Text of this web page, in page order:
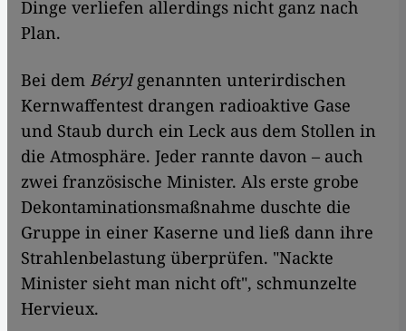
Dinge verliefen allerdings nicht ganz nach
Plan.
Bei dem Bérylgenannten unterirdischen
Kernwaffentest drangen radioaktive Gase
und Staub durch ein Leck aus dem Stollen in
die Atmosphäre. Jeder rannte davon – auch
zwei französische Minister. Als erste grobe
Dekontaminationsmaßnahme duschte die
Gruppe in einer Kaserne und ließ dann ihre
Strahlenbelastung überprüfen. "Nackte
Minister sieht man nicht oft", schmunzelte
Hervieux.